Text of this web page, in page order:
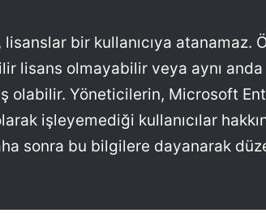
lisanslar bir kullanıcıya atanamaz.
lisans olmayabilir veya aynı anda
olabilir. Yöneticilerin, Microsoft
işleyemediği kullanıcılar
sonra bu bilgilere dayanarak